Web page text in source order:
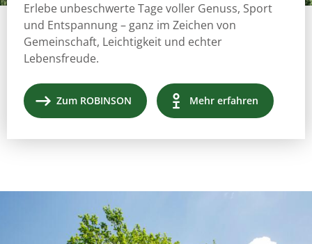
Erlebe unbeschwerte Tage voller Genuss, Sport
und Entspannung – ganz im Zeichen von
Gemeinschaft, Leichtigkeit und echter
Lebensfreude.
Zum ROBINSON Mehr erfahren